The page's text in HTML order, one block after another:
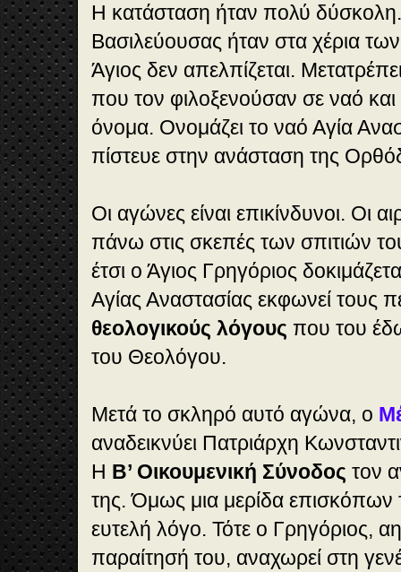
Η κατάσταση ήταν πολύ δύσκολη.
Βασιλεύουσας ήταν στα χέρια
Άγιος δεν απελπίζεται.
που τον φιλοξενούσαν σε ναό και
όνομα. Ονομάζει το ναό Αγία
πίστευε στην ανάσταση της
Οι αγώνες είναι επικίνδυνοι. Οι
πάνω στις σκεπές των σπιτιών
έτσι ο Άγιος Γρηγόριος
Αγίας Αναστασίας εκφωνεί τους
θεολογικούς λόγους που του
του Θεολόγου.
Μετά το σκληρό αυτό αγώνα, ο
αναδεικνύει Πατριάρχη
Η Β’ Οικουμενική Σύνοδος τον
της. Όμως μια μερίδα επισκόπων
ευτελή λόγο. Τότε ο Γρηγόριος,
παραίτησή του, αναχωρεί στη